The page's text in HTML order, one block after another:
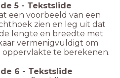
5 - Tekstslide
een voorbeeld van een
zien en leg uit dat
lengte en breedte met
vermenigvuldigt om
oppervlakte te berekenen.
6 - Tekstslide